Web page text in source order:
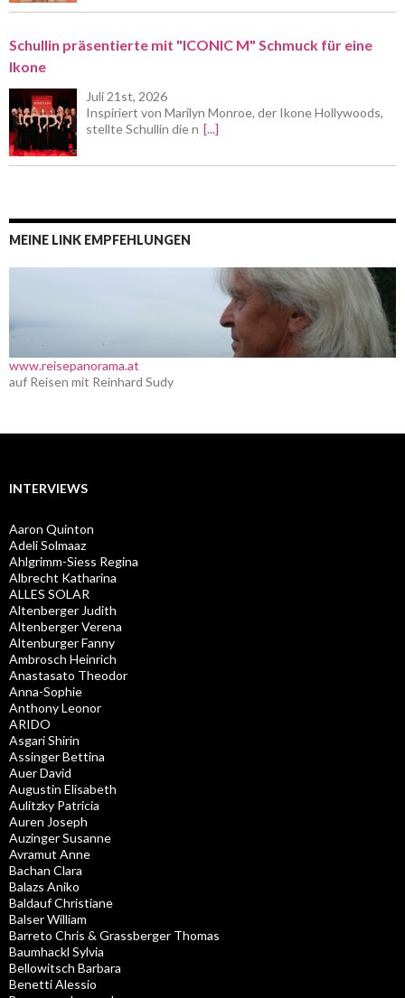
Schullin präsentierte mit "ICONIC M" Schmuck für eine
Ikone
Juli 21st, 2026
Inspiriert von Marilyn Monroe, der Ikone Hollywoods,
stellte Schullin die n [...]
MEINE LINK EMPFEHLUNGEN
www.reisepanorama.at
auf Reisen mit Reinhard Sudy
INTERVIEWS
Aaron Quinton
Adeli Solmaaz
Ahlgrimm-Siess Regina
Albrecht Katharina
ALLES SOLAR
Altenberger Judith
Altenberger Verena
Altenburger Fanny
Ambrosch Heinrich
Anastasato Theodor
Anna-Sophie
Anthony Leonor
ARIDO
Asgari Shirin
Assinger Bettina
Auer David
Augustin Elisabeth
Aulitzky Patricia
Auren Joseph
Auzinger Susanne
Avramut Anne
Bachan Clara
Balazs Aniko
Baldauf Christiane
Balser William
Barreto Chris & Grassberger Thomas
Baumhackl Sylvia
Bellowitsch Barbara
Benetti Alessio